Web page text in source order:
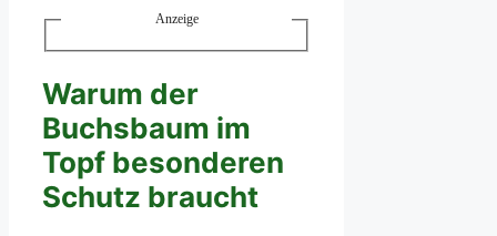
Anzeige
Warum der
Buchsbaum im
Topf besonderen
Schutz braucht